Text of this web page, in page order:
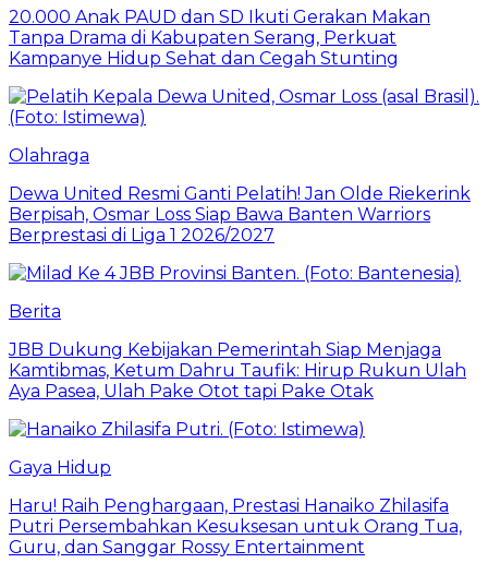
20.000 Anak PAUD dan SD Ikuti Gerakan Makan
Tanpa Drama di Kabupaten Serang, Perkuat
Kampanye Hidup Sehat dan Cegah Stunting
Olahraga
Dewa United Resmi Ganti Pelatih! Jan Olde Riekerink
Berpisah, Osmar Loss Siap Bawa Banten Warriors
Berprestasi di Liga 1 2026/2027
Berita
JBB Dukung Kebijakan Pemerintah Siap Menjaga
Kamtibmas, Ketum Dahru Taufik: Hirup Rukun Ulah
Aya Pasea, Ulah Pake Otot tapi Pake Otak
Gaya Hidup
Haru! Raih Penghargaan, Prestasi Hanaiko Zhilasifa
Putri Persembahkan Kesuksesan untuk Orang Tua,
Guru, dan Sanggar Rossy Entertainment